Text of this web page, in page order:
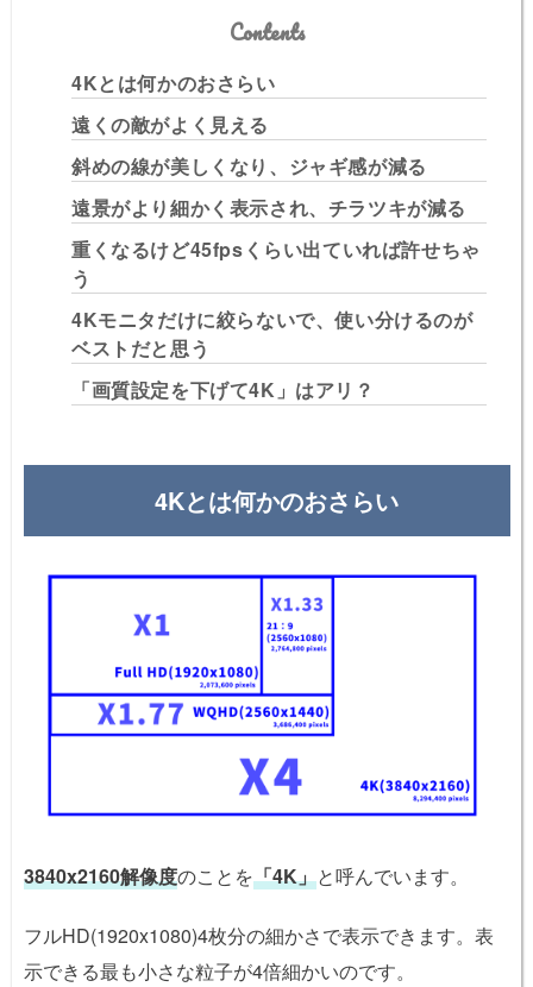
Contents
4Kとは何かのおさらい
遠くの敵がよく見える
斜めの線が美しくなり、ジャギ感が減る
遠景がより細かく表示され、チラツキが減る
重くなるけど45fpsくらい出ていれば許せちゃ
う
4Kモニタだけに絞らないで、使い分けるのが
ベストだと思う
「画質設定を下げて4K」はアリ？
4Kとは何かのおさらい
3840x2160解像度のことを「4K」と呼んでいます。
フルHD(1920x1080)4枚分の細かさで表示できます。表
示できる最も小さな粒子が4倍細かいのです。